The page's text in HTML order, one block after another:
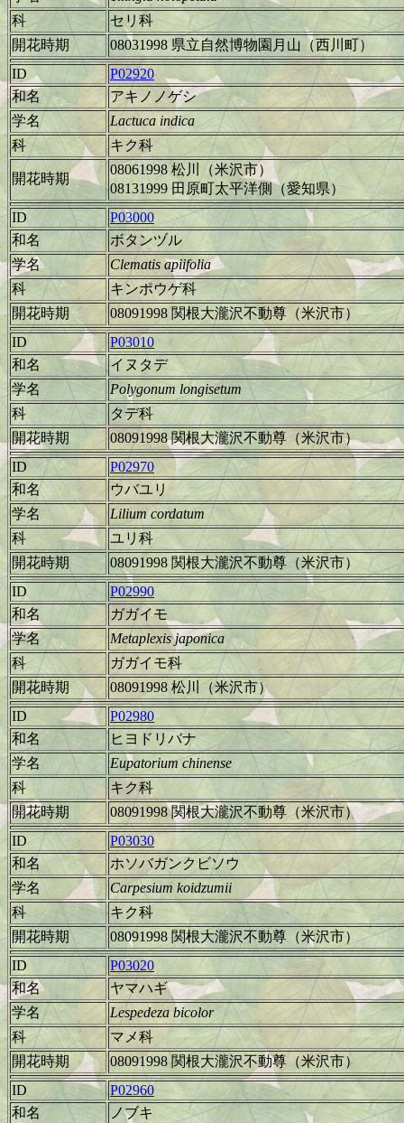
科
セリ科
開花時期
08031998 県立自然博物園月山（西川町）
ID
P02920
和名
アキノノゲシ
学名
Lactuca indica
科
キク科
開花時期
08061998 松川（米沢市）
08131999 田原町太平洋側（愛知県）
ID
P03000
和名
ボタンヅル
学名
Clematis apiifolia
科
キンポウゲ科
開花時期
08091998 関根大瀧沢不動尊（米沢市）
ID
P03010
和名
イヌタデ
学名
Polygonum longisetum
科
タデ科
開花時期
08091998 関根大瀧沢不動尊（米沢市）
ID
P02970
和名
ウバユリ
学名
Lilium cordatum
科
ユリ科
開花時期
08091998 関根大瀧沢不動尊（米沢市）
ID
P02990
和名
ガガイモ
学名
Metaplexis japonica
科
ガガイモ科
開花時期
08091998 松川（米沢市）
ID
P02980
和名
ヒヨドリバナ
学名
Eupatorium chinense
科
キク科
開花時期
08091998 関根大瀧沢不動尊（米沢市）
ID
P03030
和名
ホソバガンクビソウ
学名
Carpesium koidzumii
科
キク科
開花時期
08091998 関根大瀧沢不動尊（米沢市）
ID
P03020
和名
ヤマハギ
学名
Lespedeza bicolor
科
マメ科
開花時期
08091998 関根大瀧沢不動尊（米沢市）
ID
P02960
和名
ノブキ